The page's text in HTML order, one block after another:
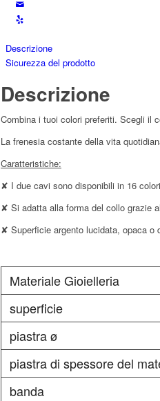
Descrizione
Sicurezza del prodotto
Descrizione
Combina i tuoi colori preferiti. Scegli il
La frenesia costante della vita
Caratteristiche:
✘ I due cavi sono disponibili in 16
✘ Si adatta alla forma del collo grazie
✘ Superficie argento lucidata, opaca o
Materiale Gioielleria
superficie
piastra ø
piastra di spessore del
banda